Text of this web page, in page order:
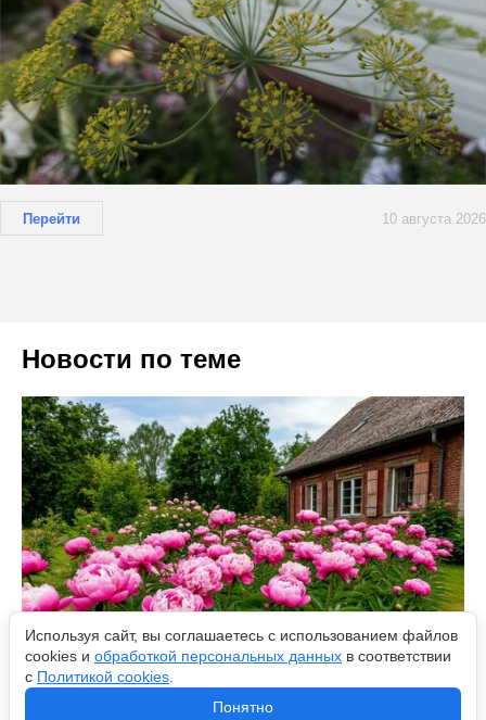
Новости по теме
Перейти 10 августа 2026
Используя сайт, вы соглашаетесь с использованием файлов
cookies и обработкой персональных данных в соответствии
с Политикой cookies
Понятно